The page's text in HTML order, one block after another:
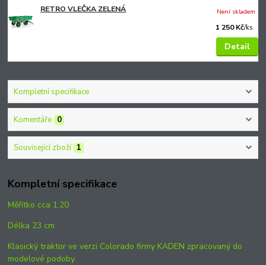
RETRO VLEČKA ZELENÁ
1 250 Kč/ks
Není skladem
Detail
Kompletní specifikace
Komentáře 0
Související zboží 1
Kompletní specifikace
Měřítko cca 1:20
Délka 23 cm
Klasický traktor ve verzi Colorado firmy KADEN zpracovaný do
modelové podoby.